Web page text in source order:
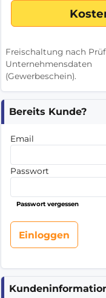
Freischaltung nach
Unternehmensdaten
(Gewerbeschein).
Bereits Kunde?
Email
Passwort
Passwort vergessen